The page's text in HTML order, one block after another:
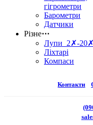
гігрометри
Барометри
Датчики
Різне⋯
Лупи 2✗-20✗
Ліхтарі
Компаси
Контакти